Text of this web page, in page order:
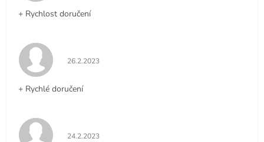
+ Rychlost doručení
Hodnocení obchodu je 5 z 5 hvězdiček.
26.2.2023
+ Rychlé doručení
Hodnocení obchodu je 5 z 5 hvězdiček.
24.2.2023